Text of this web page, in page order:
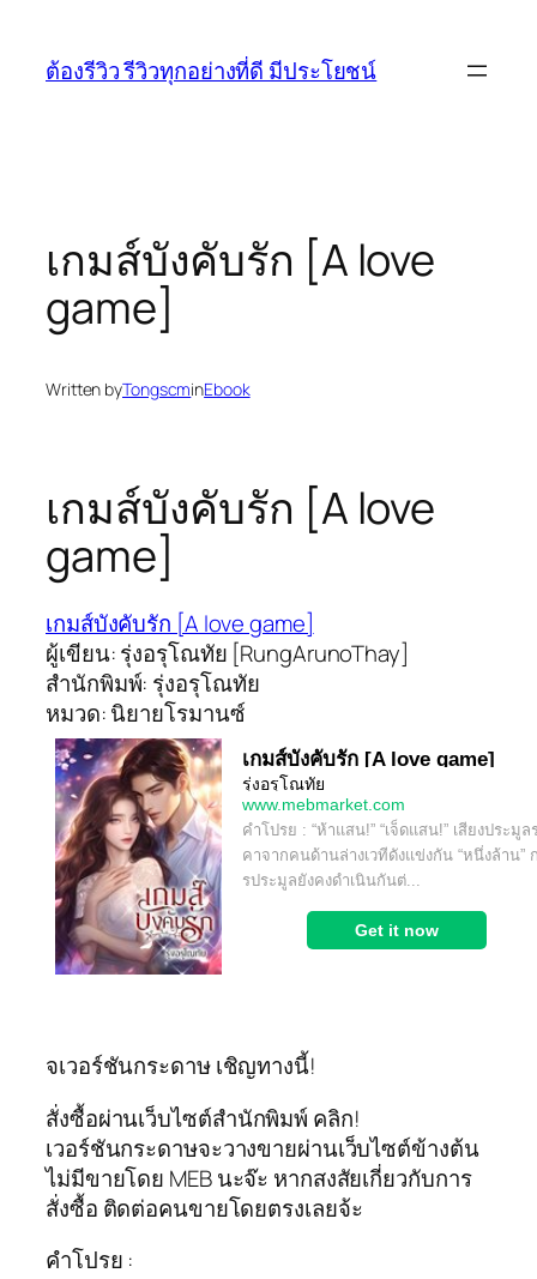
content
ต้องรีวิว รีวิวทุกอย่างที่ดี มีประโยชน์
เกมส์บังคับรัก [A love
game]
Written byTongscminEbook
เกมส์บังคับรัก [A love
game]
เกมส์บังคับรัก [A love game]
ผู้เขียน: รุ่งอรุโณทัย [RungArunoThay]
สำนักพิมพ์: รุ่งอรุโณทัย
หมวด: นิยายโรมานซ์
จเวอร์ชันกระดาษ เชิญทางนี้!
สั่งซื้อผ่านเว็บไซต์สำนักพิมพ์ คลิก!
เวอร์ชันกระดาษจะวางขายผ่านเว็บไซต์ข้างต้น
ไม่มีขายโดย MEB นะจ๊ะ หากสงสัยเกี่ยวกับการ
สั่งซื้อ ติดต่อคนขายโดยตรงเลยจ้ะ
คำโปรย :